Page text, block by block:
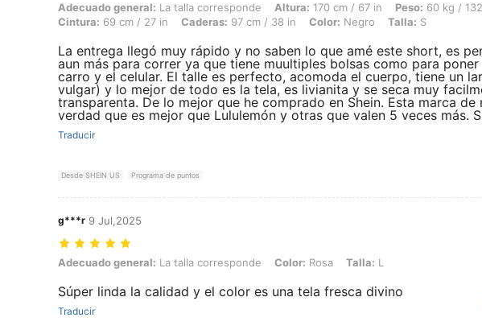
Adecuado general: La talla corresponde, Altura: 170 cm / 67 in, Peso: 60 kg / 132 lbs, Busto:
Adecuado general: La talla corresponde Altura: 170 cm / 67 in Peso: 60 kg /
Cintura: 69 cm / 27 in Caderas: 97 cm / 38 in Color: Negro Talla: S
La entrega llegó muy rápido y no saben lo que amé este short, es
aun más para correr ya que tiene muultiples bolsas como para
carro y el celular. El talle es perfecto, acomoda el cuerpo, tiene un
vulgar) y lo mejor de todo es la tela, es livianita y se seca muy
transparenta. De lo mejor que he comprado en Shein. Esta marca de
verdad que es mejor que Lululemón y otras que valen 5 veces más.
Traducir
Desde SHEIN US Programa de puntos
g***r 9 Jul,2025
Adecuado general: La talla corresponde, Color: Rosa, Talla: L
Adecuado general: La talla corresponde Color: Rosa Talla: L
Súper linda la calidad y el color es una tela fresca divino
Traducir